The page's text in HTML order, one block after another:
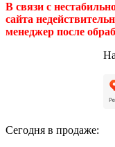
В связи с
сайта
менеджер после
Сегодня в продаже: